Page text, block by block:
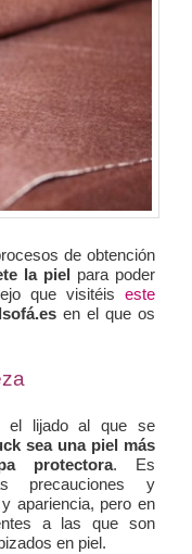
de obtención
la piel para poder
que visitéis este
en el que os
el lijado al que se
sea una piel más
protectora. Es
precauciones y
apariencia, pero en
a las que son
en piel.